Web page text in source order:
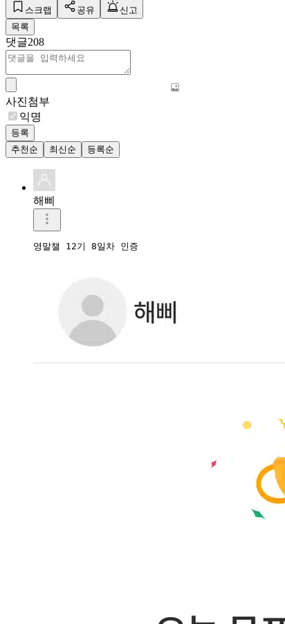
스크랩 공유
신고
목록
댓글208
사진첨부
익명
등록
추천순
최신순 등록순
해삐
영말챌 12기 8일차 인증